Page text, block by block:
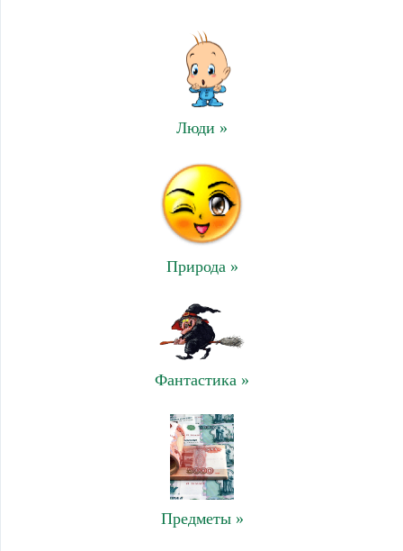
Люди »
Природа »
Фантастика »
Предметы »